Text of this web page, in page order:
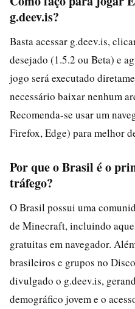
g.deev.is?
Basta acessar g.deev.is,
desejado (1.5.2 ou Beta) e
jogo será executado
necessário baixar nenhum
Recomenda-se usar um
Firefox, Edge) para melhor
Por que o Brasil é o
tráfego?
O Brasil possui uma
de Minecraft, incluindo
gratuitas em navegador.
brasileiros e grupos no
divulgado o g.deev.is,
demográfico jovem e o